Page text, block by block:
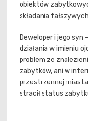
obiektów
składania
Deweloper i jego syn
działania w imieniu
problem ze
zabytków, ani w
przestrzennej
stracił status